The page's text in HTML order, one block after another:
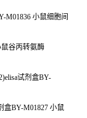
M01836 小鼠细胞间
鼠谷丙转氨酶
试剂盒BY-
盒BY-M01827 小鼠